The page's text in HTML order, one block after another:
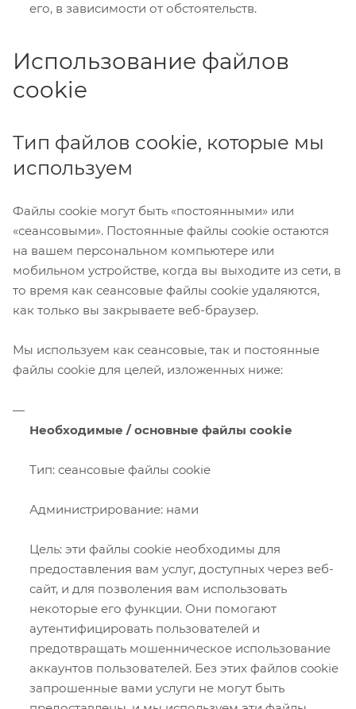
его, в зависимости от обстоятельств.
Использование файлов
cookie
Тип файлов cookie, которые мы
используем
Файлы cookie могут быть «постоянными» или
«сеансовыми». Постоянные файлы cookie остаются
на вашем персональном компьютере или
мобильном устройстве, когда вы выходите из сети, в
то время как сеансовые файлы cookie удаляются,
как только вы закрываете веб-браузер.
Мы используем как сеансовые, так и постоянные
файлы cookie для целей, изложенных ниже:
Необходимые / основные файлы cookie
Тип: сеансовые файлы cookie
Администрирование: нами
Цель: эти файлы cookie необходимы для
предоставления вам услуг, доступных через веб-
сайт, и для позволения вам использовать
некоторые его функции. Они помогают
аутентифицировать пользователей и
предотвращать мошенническое использование
аккаунтов пользователей. Без этих файлов cookie
запрошенные вами услуги не могут быть